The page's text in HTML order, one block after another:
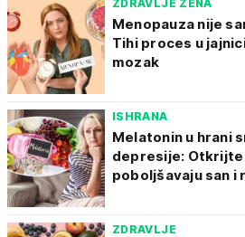
ZDRAVLJE ŽENA
Menopauza nije
Tihi proces u
mozak
ISHRANA
Melatonin u hrani
depresije: Otkrijte
poboljšavaju san i
ZDRAVLJE